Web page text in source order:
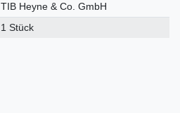
TIB Heyne & Co. GmbH
1 Stück